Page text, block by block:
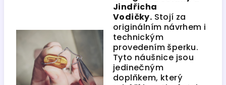
Jindřicha
Vodičky. Stojí za
originálním návrhem i
technickým
provedením šperku.
Tyto náušnice jsou
jedinečným
doplňkem, který